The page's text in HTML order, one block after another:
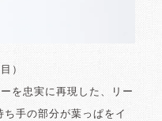
）
を忠実に再現した、リー
手の部分が葉っぱをイ